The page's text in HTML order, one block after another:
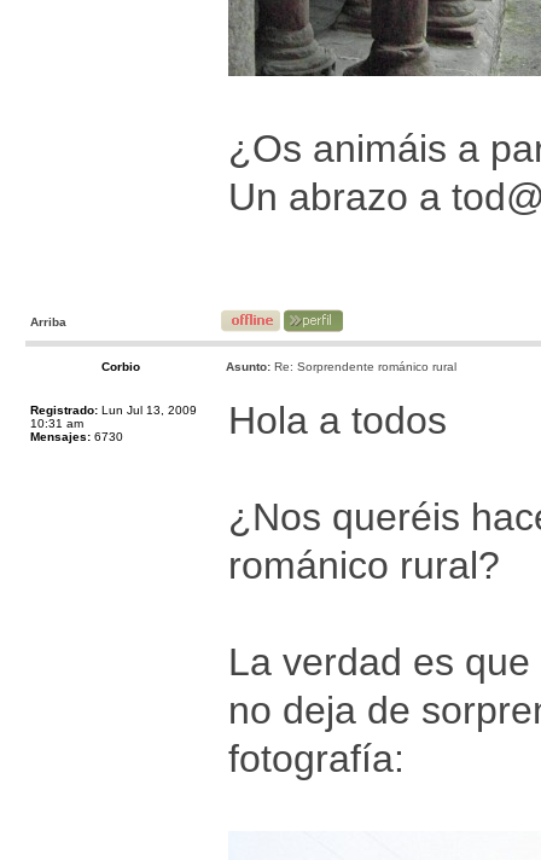
¿Os animáis a
Un abrazo a
Arriba
Corbio Asunto: Re: Sorprendente románico rural
Registrado: Lun Jul 13, 2009
10:31 am
Mensajes: 6730 Hola a todos
¿Nos queréis
románico rural?
La verdad es
no deja de
fotografía: